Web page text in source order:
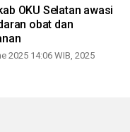
OKU Selatan awasi
obat dan
2025 14:06 WIB, 2025